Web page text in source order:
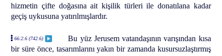
hizmetin çifte doğasına ait kişilik türleri ile donatılana kadar
geçiş uykusuna yatırılmışlardır.
66:2.6 (742.6)
Bu yüz Jerusem vatandaşının varışından kısa
bir süre önce, tasarımlarını yakın bir zamanda kusursuzlaştırmış